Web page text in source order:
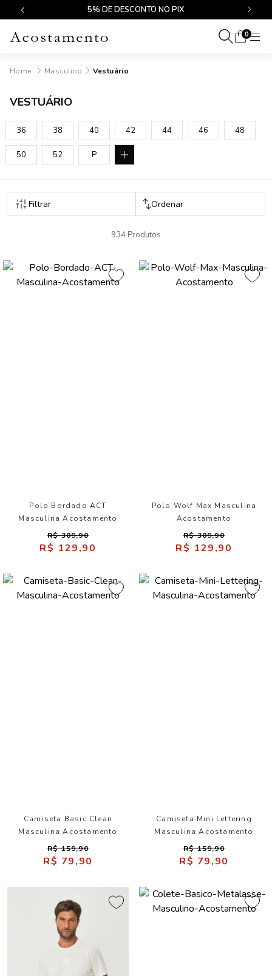
5% DE DESCONTO NO PIX
0
Masculino Vestuário
VESTUÁRIO
36 38 40 42 44 46 48
50 52 P
934 Produtos
Polo Bordado ACT
Masculina Acostamento
R$ 309,90
R$ 129,90
Polo Wolf Max Masculina
Acostamento
R$ 309,90
R$ 129,90
Camiseta Basic Clean
Masculina Acostamento
R$ 159,90
R$ 79,90
Camiseta Mini Lettering
Masculina Acostamento
R$ 159,90
R$ 79,90